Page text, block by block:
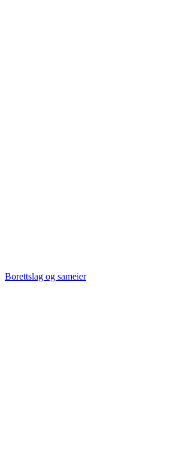
Borettslag og sameier